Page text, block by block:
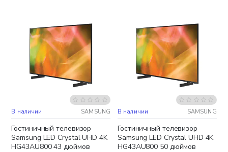
Бесплатная доставка
В наличии SAMSUNG
Гостиничный телевизор
Samsung LED Crystal UHD 4K
HG43AU800 43 дюймов
Бесплатная доставка
В наличии SAMSUNG
Гостиничный телевизор
Samsung LED Crystal UHD 4K
HG43AU800 50 дюймов